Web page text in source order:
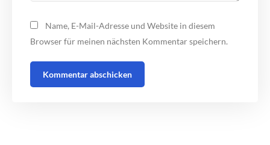
Name, E-Mail-Adresse und Website in diesem
Browser für meinen nächsten Kommentar speichern.